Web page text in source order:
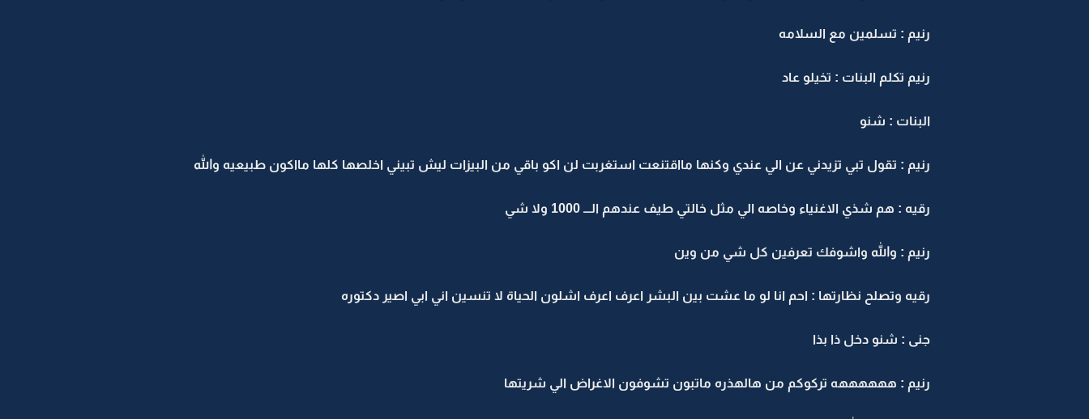
رنيم : تسلمين مع السلامه
رنيم تكلم البنات : تخيلو عاد
البنات : شنو
رنيم : تقول تبي تزيدني عن الي عندي وكنها مااقتنعت استغربت لن اكو باقي من البيزات ليش تبيني اخلصها كلها مااكون طبيعيه والله
رقيه : هم شذي الاغنياء وخاصه الي مثل خالتي طيف عندهم الـــ 1000 ولا شي
رنيم : والله واشوفك تعرفين كل شي من وين
رقيه وتصلح نظارتها : احم انا لو ما عشت بين البشر اعرف اعرف اشلون الحياة لا تنسين اني ابي اصير دكتوره
جنى : شنو دخل ذا بذا
رنيم : ههههههه تركوكم من هالهذره ماتبون تشوفون الاغراض الي شريتها